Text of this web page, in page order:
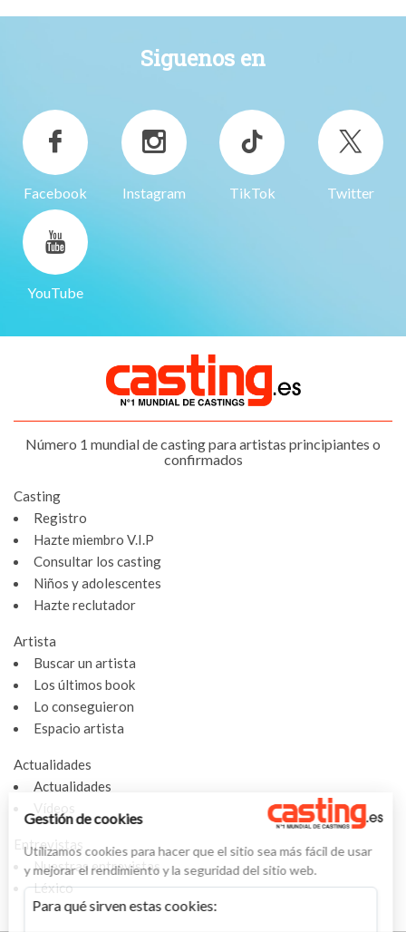
Siguenos en
Facebook Instagram TikTok Twitter
YouTube
Número 1 mundial de casting para artistas principiantes o
confirmados
Casting
Registro
Hazte miembro V.I.P
Consultar los casting
Niños y adolescentes
Hazte reclutador
Artista
Buscar un artista
Los últimos book
Lo conseguieron
Espacio artista
Actualidades
Actualidades
Vídeos
Entrevistas
Nuestras entrevistas
Léxico
Gestión de cookies
Utilizamos cookies para hacer que el sitio sea más fácil de usar
y mejorar el rendimiento y la seguridad del sitio web.
Para qué sirven estas cookies: